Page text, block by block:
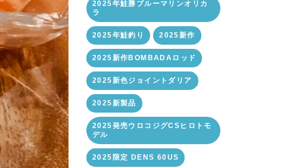
2025年鮭勝ブルーマリンオリカ
ラ
2025年鮭釣り 2025新作
2025新作BOMBADAロッド
2025新色ジョイントダリア
2025新製品
2025発売ウロコジグCSヒロトモ
デル
2025限定 DENS 60US